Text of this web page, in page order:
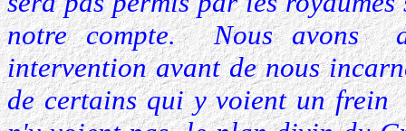
notre compte. Nous avons
intervention avant de nous
de certains qui y voient un